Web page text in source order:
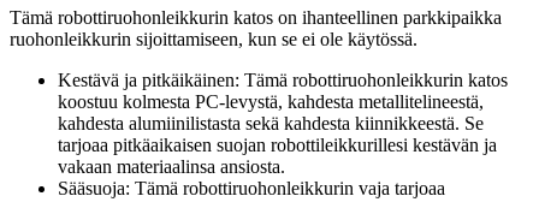
Tämä robottiruohonleikkurin katos on ihanteellinen parkkipaikka
ruohonleikkurin sijoittamiseen, kun se ei ole käytössä.
Kestävä ja pitkäikäinen: Tämä robottiruohonleikkurin katos
koostuu kolmesta PC-levystä, kahdesta metallitelineestä,
kahdesta alumiinilistasta sekä kahdesta kiinnikkeestä. Se
tarjoaa pitkäaikaisen suojan robottileikkurillesi kestävän ja
vakaan materiaalinsa ansiosta.
Sääsuoja: Tämä robottiruohonleikkurin vaja tarjoaa